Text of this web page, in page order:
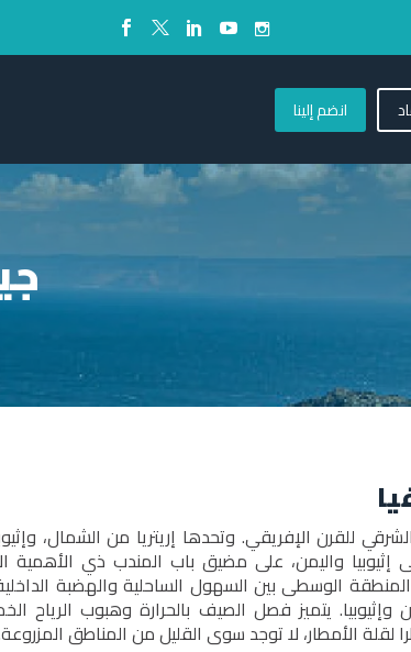
انضم إلينا
للقرن الإفريقي. وتحدها إريتريا من الشمال،
واليمن، على مضيق باب المندب ذي الأهمية
المنطقة الوسطى بين السهول الساحلية والهضبة
يتميز فصل الصيف بالحرارة وهبوب الرياح
لقلة الأمطار، لا توجد سوى القليل من المناطق